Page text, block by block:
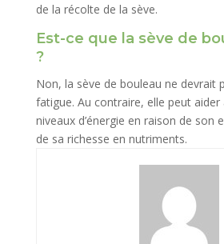
de la récolte de la sève.
Est-ce que la sève de
?
Non, la sève de bouleau ne devrait
fatigue. Au contraire, elle peut
niveaux d’énergie en raison de son
de sa richesse en nutriments.